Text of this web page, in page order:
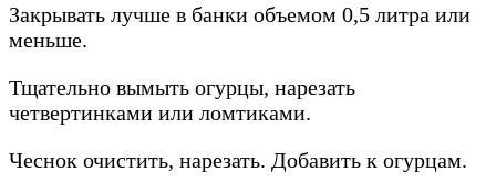
Закрывать лучше в банки объемом 0,5 литра или
меньше.
Тщательно вымыть огурцы, нарезать
четвертинками или ломтиками.
Чеснок очистить, нарезать. Добавить к огурцам.